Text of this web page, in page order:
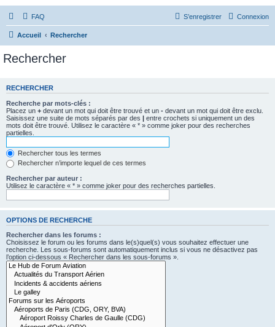
FAQ Connexion
S’enregistrer
Accueil Rechercher
Rechercher
RECHERCHER
Recherche par mots-clés :
Placez un + devant un mot qui doit être trouvé et un - devant un mot qui doit être exclu.
Saisissez une suite de mots séparés par des | entre crochets si uniquement un des
mots doit être trouvé. Utilisez le caractère « * » comme joker pour des recherches
partielles.
Rechercher tous les termes
Rechercher n’importe lequel de ces termes
Rechercher par auteur :
Utilisez le caractère « * » comme joker pour des recherches partielles.
OPTIONS DE RECHERCHE
Rechercher dans les forums :
Choisissez le forum ou les forums dans le(s)quel(s) vous souhaitez effectuer une
recherche. Les sous-forums sont automatiquement inclus si vous ne désactivez pas
l’option ci-dessous « Rechercher dans les sous-forums ».